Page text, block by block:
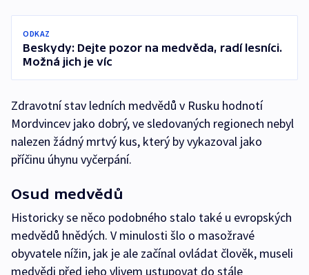
ODKAZ
Beskydy: Dejte pozor na medvěda, radí lesníci.
Možná jich je víc
Zdravotní stav ledních medvědů v Rusku hodnotí
Mordvincev jako dobrý, ve sledovaných regionech nebyl
nalezen žádný mrtvý kus, který by vykazoval jako
příčinu úhynu vyčerpání.
Osud medvědů
Historicky se něco podobného stalo také u evropských
medvědů hnědých. V minulosti šlo o masožravé
obyvatele nížin, jak je ale začínal ovládat člověk, museli
medvědi před jeho vlivem ustupovat do stále